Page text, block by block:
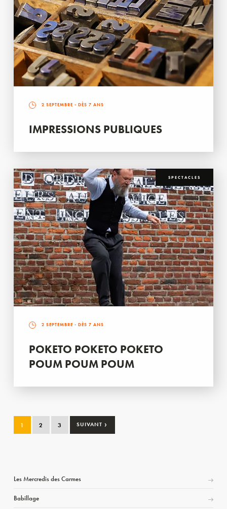
2 SEPTEMBRE - DÈS 7 ANS
IMPRESSIONS PUBLIQUES
SPECTACLES
2 SEPTEMBRE - DÈS 7 ANS
POKETO POKETO POKETO
POUM POUM POUM
1 2 3 SUIVANT ›
Les Mercredis des Carmes
Babillage